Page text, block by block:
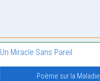
Un Miracle Sans Pareil
Poème sur la Maladie